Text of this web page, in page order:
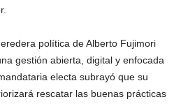
política de Alberto Fujimori
gestión abierta, digital y enfocada
electa subrayó que su
rescatar las buenas prácticas